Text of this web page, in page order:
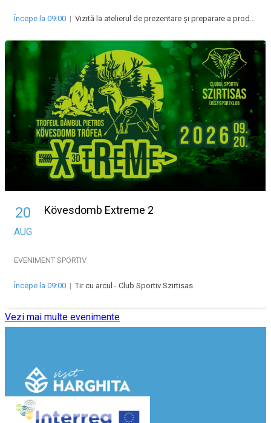
Începe la 09:00 | Vizită la atelierul de prezentare și preparare a produselor lactate
20
AUG
Kövesdomb Extreme 2
EVENIMENT SPORTIV
Începe la 09:00 |Tir cu arcul - Club Sportiv Szirtisas
Vezi mai multe evenimente